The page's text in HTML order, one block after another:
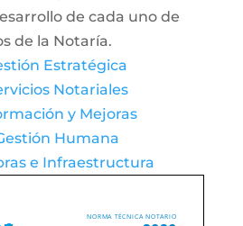
de cada uno de
de la Notaría.
Estratégica
Notariales
y Mejoras
Humana
e Infraestructura